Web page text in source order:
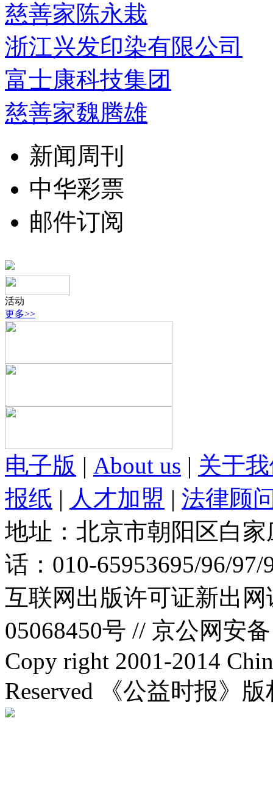
慈善家陈永栽
浙江兴发印染有限公司
富士康科技集团
慈善家魏腾雄
新闻周刊
中华彩票
邮件订阅
活动
更多>>
电子版 | About us | 关于
报纸 | 人才加盟 | 法律顾
地址：北京市朝阳区白
话：010-65953695/96/
互联网出版许可证新出
05068450号 // 京公网安
Copy right 2001-2014
Reserved 《公益时报》